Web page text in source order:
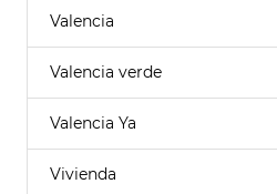
Valencia
Valencia verde
Valencia Ya
Vivienda